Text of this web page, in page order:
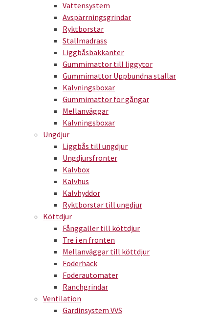
Vattensystem
Avspärrningsgrindar
Ryktborstar
Stallmadrass
Liggbåsbakkanter
Gummimattor till liggytor
Gummimattor Uppbundna stallar
Kalvningsboxar
Gummimattor för gångar
Mellanväggar
Kalvningsboxar
Ungdjur
Liggbås till ungdjur
Ungdjursfronter
Kalvbox
Kalvhus
Kalvhyddor
Ryktborstar till ungdjur
Köttdjur
Fånggaller till köttdjur
Tre i en fronten
Mellanväggar till köttdjur
Foderhäck
Foderautomater
Ranchgrindar
Ventilation
Gardinsystem VVS